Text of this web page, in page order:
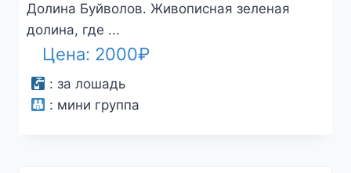
Долина Буйволов. Живописная зеленая
долина, где ...
Цена: 2000₽
: за лошадь
: мини группа